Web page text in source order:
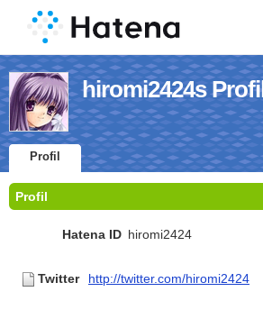
hiromi2424s Profil
Profil
Profil
Hatena ID hiromi2424
Twitter http://twitter.com/hiromi2424